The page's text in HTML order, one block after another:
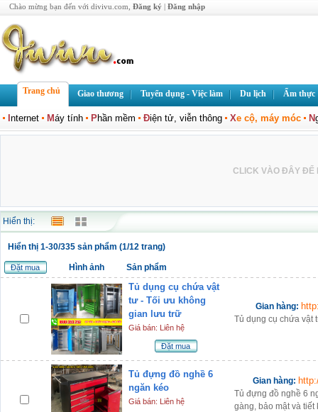
Chào mừng bạn đến với divivu.com, Đăng ký | Đăng nhập
Trang chủ Giao thương Tuyển dụng - Việc làm Du lịch Ẩm thực
nternet Máy tính Phần mềm Điện tử, viễn thông Xe cộ, máy móc N
CLICK VÀO ĐÂY ĐỂ
Hiển thị:
Hiển thị 1-30/335 sản phẩm (1/12 trang)
Đặt mua Hình ảnh Sản phẩm
Tủ dụng cụ chứa vật
tư - Tối ưu không
gian lưu trữ
Giá bán: Liên hệ
Đặt mua
Gian hàng:
Tủ dụng cụ chứa
Tủ đựng đồ nghề 6
ngăn kéo
Giá bán: Liên hệ
Gian hàng:
Tủ đựng đồ nghề 6
gàng, bảo mật và